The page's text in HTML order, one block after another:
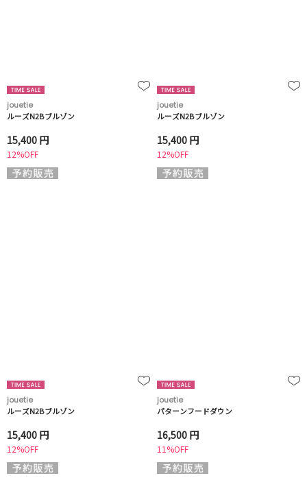
jouetie
ルーズN2Bブルゾン
15,400 円
12%OFF
jouetie
ルーズN2Bブルゾン
15,400 円
12%OFF
jouetie
ルーズN2Bブルゾン
15,400 円
12%OFF
jouetie
パターンフードダウン
16,500 円
11%OFF